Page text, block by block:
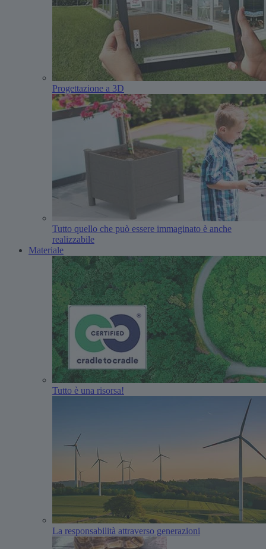
Progettazione a 3D
Tutto quello che può essere immaginato è anche
realizzabile
Materiale
Tutto è una risorsa!
La responsabilità attraverso generazioni